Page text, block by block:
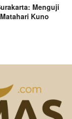
Menguji
Kuno